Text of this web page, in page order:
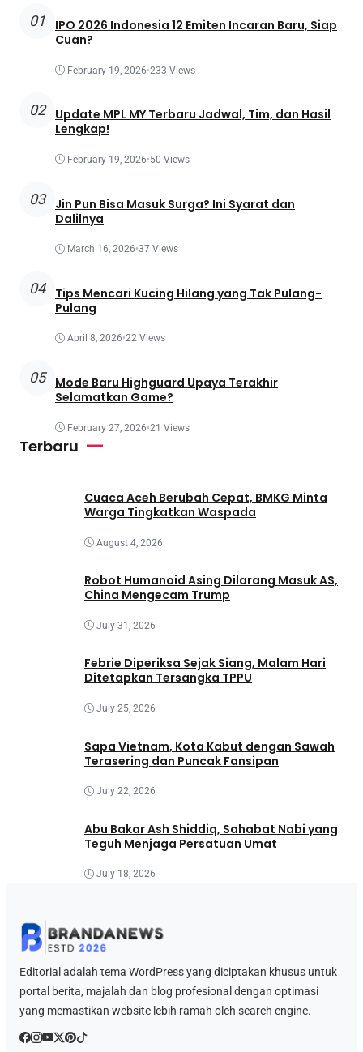
01
IPO 2026 Indonesia 12 Emiten Incaran Baru, Siap
Cuan?
February 19, 2026•233 Views
02
Update MPL MY Terbaru Jadwal, Tim, dan Hasil
Lengkap!
February 19, 2026•50 Views
03
Jin Pun Bisa Masuk Surga? Ini Syarat dan
Dalilnya
March 16, 2026•37 Views
04
Tips Mencari Kucing Hilang yang Tak Pulang-
Pulang
April 8, 2026•22 Views
05
Mode Baru Highguard Upaya Terakhir
Selamatkan Game?
February 27, 2026•21 Views
Terbaru
Cuaca Aceh Berubah Cepat, BMKG Minta
Warga Tingkatkan Waspada
August 4, 2026
Robot Humanoid Asing Dilarang Masuk AS,
China Mengecam Trump
July 31, 2026
Febrie Diperiksa Sejak Siang, Malam Hari
Ditetapkan Tersangka TPPU
July 25, 2026
Sapa Vietnam, Kota Kabut dengan Sawah
Terasering dan Puncak Fansipan
July 22, 2026
Abu Bakar Ash Shiddiq, Sahabat Nabi yang
Teguh Menjaga Persatuan Umat
July 18, 2026
Editorial adalah tema WordPress yang diciptakan khusus untuk
portal berita, majalah dan blog profesional dengan optimasi
yang memastikan website lebih ramah oleh search engine.